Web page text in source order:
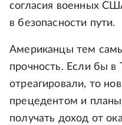
согласия военных
в безопасности пути.
Американцы тем
прочность. Если бы в
отреагировали, то
прецедентом и
получать доход от